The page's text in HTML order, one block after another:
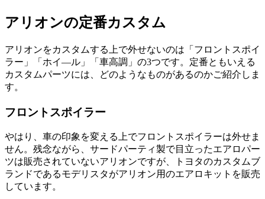
アリオンの定番カスタム
アリオンをカスタムする上で外せないのは「フロントスポイ
ラー」「ホイ―ル」「車高調」の3つです。定番ともいえる
カスタムパーツには、どのようなものがあるのかご紹介しま
す。
フロントスポイラー
やはり、車の印象を変える上でフロントスポイラーは外せま
せん。残念ながら、サードパーティ製で目立ったエアロパー
ツは販売されていないアリオンですが、トヨタのカスタムブ
ランドであるモデリスタがアリオン用のエアロキットを販売
しています。